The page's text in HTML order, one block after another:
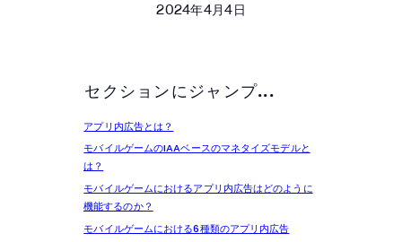
2024年4月4日
セクションにジャンプ...
アプリ内広告とは？
モバイルゲームのIAAベースのマネタイズモデルと
は？
モバイルゲームにおけるアプリ内広告はどのように
機能するのか？
モバイルゲームにおける6種類のアプリ内広告